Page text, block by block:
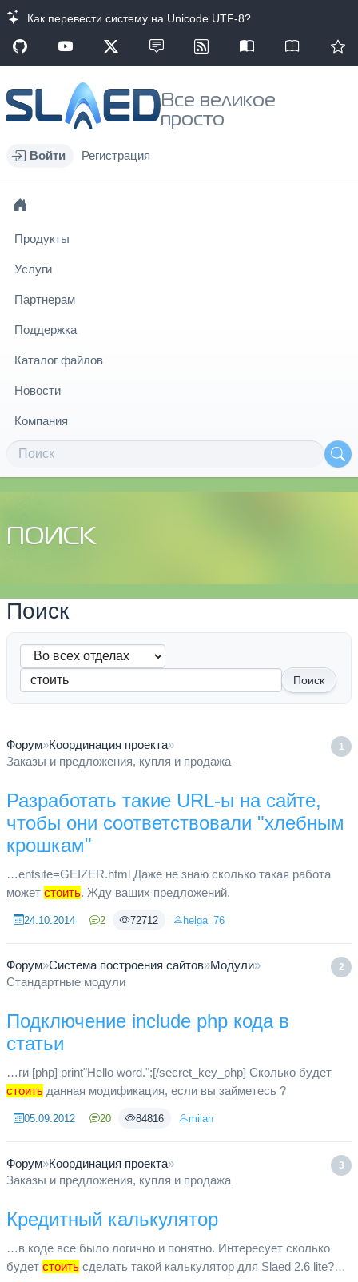
Как перевести систему на Unicode UTF-8?
Все великое
просто
Войти Регистрация
Продукты
Услуги
Партнерам
Поддержка
Каталог файлов
Новости
Компания
ПОИСК
Поиск
Поиск
1
Форум»Координация проекта»
Заказы и предложения, купля и продажа
Разработать такие URL-ы на сайте,
чтобы они соответствовали "хлебным
крошкам"
…entsite=GEIZER.html Даже не знаю сколько такая работа
может стоить. Жду ваших предложений.
24.10.2014 2 72712 helga_76
2
Форум»Система построения сайтов»Модули»
Стандартные модули
Подключение include php кода в
статьи
…ги [php] print"Hello word.";[/secret_key_php] Сколько будет
стоить данная модификация, если вы займетесь ?
05.09.2012 20 84816 milan
3
Форум»Координация проекта»
Заказы и предложения, купля и продажа
Кредитный калькулятор
…в коде все было логично и понятно. Интересует сколько
будет стоить сделать такой калькулятор для Slaed 2.6 lite?